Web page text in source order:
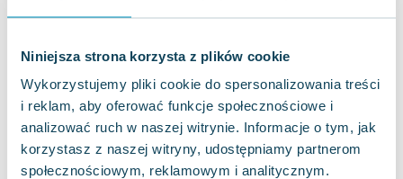
Niniejsza strona korzysta z plików cookie
Wykorzystujemy pliki cookie do spersonalizowania treści
i reklam, aby oferować funkcje społecznościowe i
analizować ruch w naszej witrynie. Informacje o tym, jak
korzystasz z naszej witryny, udostępniamy partnerom
społecznościowym, reklamowym i analitycznym.
Napisz opinię o książce i wygraj
nagrodę!